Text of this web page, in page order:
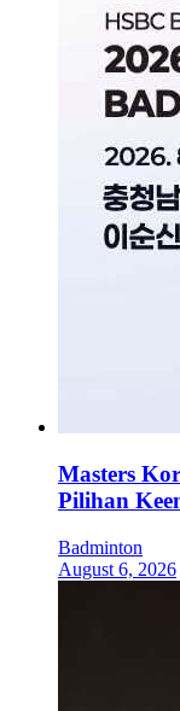
Masters
Pilihan
Badminton
August 6, 2026